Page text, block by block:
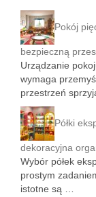
Pokój
bezpieczną
Urządzanie
wymaga
przestrzeń
Półki
dekoracyjna
Wybór półek
prostym
istotne są …